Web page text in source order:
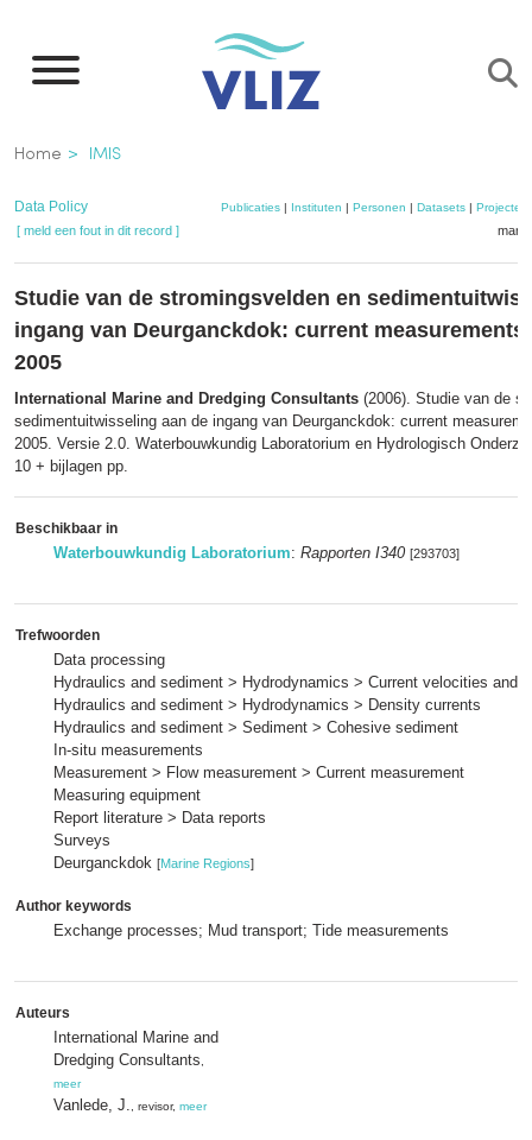
naar
inhoud
gaan
Kruimelpad
Home IMIS
Data Policy Publicaties| Instituten | Personen | Datasets| Projecten
[ meld een fout in dit record ]
Studie van de stromingsvelden en
ingang van Deurganckdok: current measurements
2005
International Marine and Dredging Consultants (2006). Studie van de
sedimentuitwisseling aan de ingang van Deurganckdok: current
2005. Versie 2.0. Waterbouwkundig Laboratorium en Hydrologisch
10 + bijlagen pp.
Beschikbaar in
Waterbouwkundig Laboratorium: Rapporten I340 [293703]
Trefwoorden
Data processing
Hydraulics and sediment > Hydrodynamics > Current velocities and
Hydraulics and sediment > Hydrodynamics > Density currents
Hydraulics and sediment > Sediment > Cohesive sediment
In-situ measurements
Measurement > Flow measurement > Current measurement
Measuring equipment
Report literature > Data reports
Surveys
Deurganckdok [Marine Regions]
Author keywords
Exchange processes; Mud transport; Tide measurements
Auteurs
International Marine and
Dredging Consultants
meer
Vanlede, J. , revisor, meer